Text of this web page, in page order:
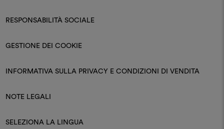
RESPONSABILITÀ SOCIALE
GESTIONE DEI COOKIE
INFORMATIVA SULLA PRIVACY E CONDIZIONI DI VENDITA
NOTE LEGALI
SELEZIONA LA LINGUA